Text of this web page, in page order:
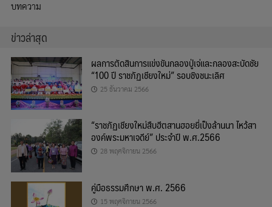
บทความ
ข่าวล่าสุด
ผลการตัดสินการแข่งขันกลองปู่เจ่และกลองสะบัดชัย
“100 ปี ราชภัฏเชียงใหม่” รอบชิงชนะเลิศ
25 ธันวาคม 2566
“ราชภัฏเชียงใหม่สืบฮีตสานฮอยยี่เป็งล้านนา ไหว้สา
องค์พระมหาเจดีย์” ประจำปี พ.ศ.2566
28 พฤศจิกายน 2566
คู่มือธรรมศึกษา พ.ศ. 2566
15 พฤศจิกายน 2566